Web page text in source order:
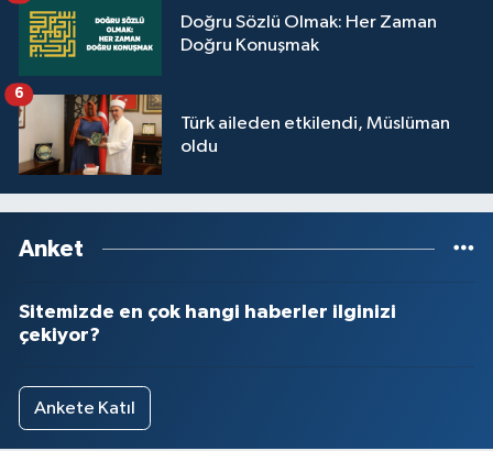
Doğru Sözlü Olmak: Her Zaman
Doğru Konuşmak
Türk aileden etkilendi, Müslüman
oldu
6
Anket
Sitemizde en çok hangi haberler ilginizi
çekiyor?
Ankete Katıl